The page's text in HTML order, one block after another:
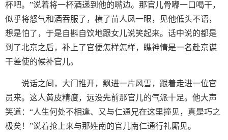
杯吧。”说着将一杯酒递到他的嘴边。那官儿骨嘟一口喝干，
似乎将怒气和酒吞服了，横了苗人凤一眼，见他低头不语，
想是怕了，于是自斟自饮地跟女儿说笑起来。话中说的都是
到了北京之后，补上了官便怎样怎样，瞧神情是一名赴京谋
干差使的候补官儿。
说话之间，大门推开，飘进一片风雪，跟着走进一位官
员来。这人黄皮精瘦，远没先前那官儿的气派十足。他大声
笑道：“人生何处不相逢、又与仁通兄在这里撞见，真是巧之
极矣！”说着抢上来与那姓南的官儿南仁通行礼厮见。